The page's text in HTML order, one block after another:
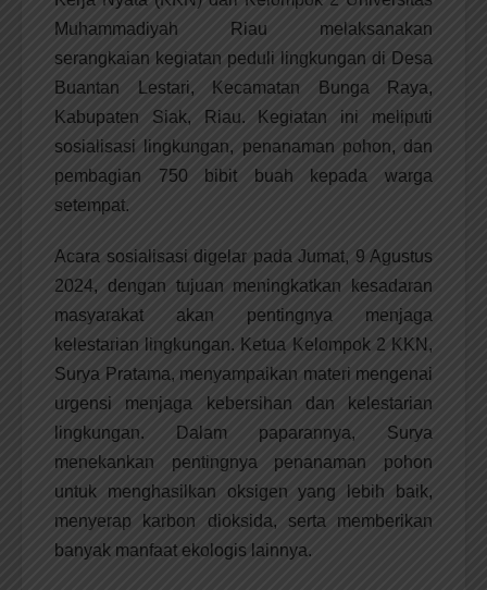
Muhammadiyah Riau melaksanakan
serangkaian kegiatan peduli lingkungan di Desa
Buantan Lestari, Kecamatan Bunga Raya,
Kabupaten Siak, Riau. Kegiatan ini meliputi
sosialisasi lingkungan, penanaman pohon, dan
pembagian 750 bibit buah kepada warga
setempat.
Acara sosialisasi digelar pada Jumat, 9 Agustus
2024, dengan tujuan meningkatkan kesadaran
masyarakat akan pentingnya menjaga
kelestarian lingkungan. Ketua Kelompok 2 KKN,
Surya Pratama, menyampaikan materi mengenai
urgensi menjaga kebersihan dan kelestarian
lingkungan. Dalam paparannya, Surya
menekankan pentingnya penanaman pohon
untuk menghasilkan oksigen yang lebih baik,
menyerap karbon dioksida, serta memberikan
banyak manfaat ekologis lainnya.